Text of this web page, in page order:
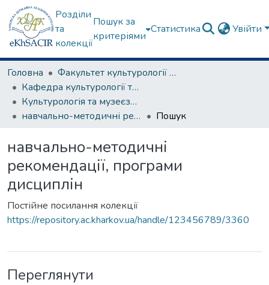
Розділи
та
колекції
Пошук за
критеріями
Статистика Увійти
Головна
Факультет культурології та соціальних комунікацій
Кафедра культурології та музеєзнавства
Культурологія та музеєзнавство
навчально-методичні рекомендації, програми дисциплін
Пошук
навчально-методичні
рекомендації, програми
дисциплін
Постійне посилання колекції
https://repository.ac.kharkov.ua/handle/123456789/3360
Переглянути